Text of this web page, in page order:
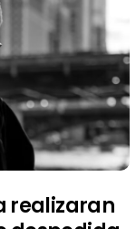
realizaran